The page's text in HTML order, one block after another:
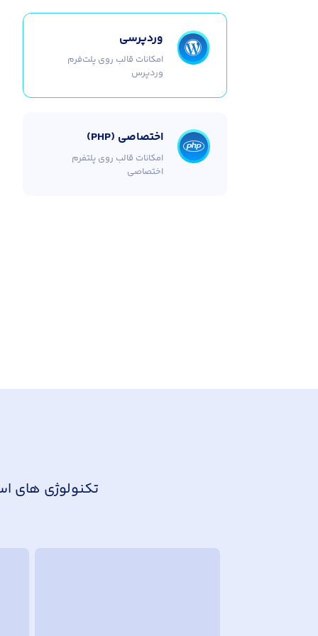
وردپرسی
امکانات قالب روی پلت‌فرم
وردپرس
اختصاصی (PHP)
امکانات قالب روی پلتفرم
اختصاصی
تکنولوژی های